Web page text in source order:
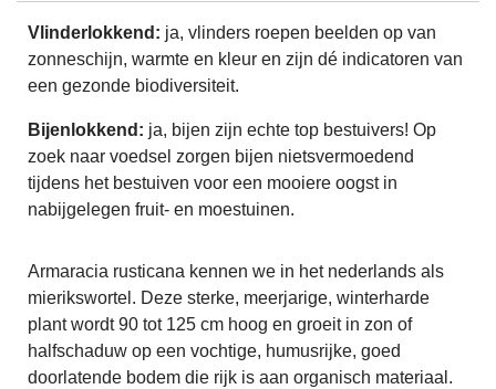
Vlinderlokkend: ja, vlinders roepen beelden op van
zonneschijn, warmte en kleur en zijn dé indicatoren van
een gezonde biodiversiteit.
Bijenlokkend: ja, bijen zijn echte top bestuivers! Op
zoek naar voedsel zorgen bijen nietsvermoedend
tijdens het bestuiven voor een mooiere oogst in
nabijgelegen fruit- en moestuinen.
Armaracia rusticana kennen we in het nederlands als
mierikswortel. Deze sterke, meerjarige, winterharde
plant wordt 90 tot 125 cm hoog en groeit in zon of
halfschaduw op een vochtige, humusrijke, goed
doorlatende bodem die rijk is aan organisch materiaal.